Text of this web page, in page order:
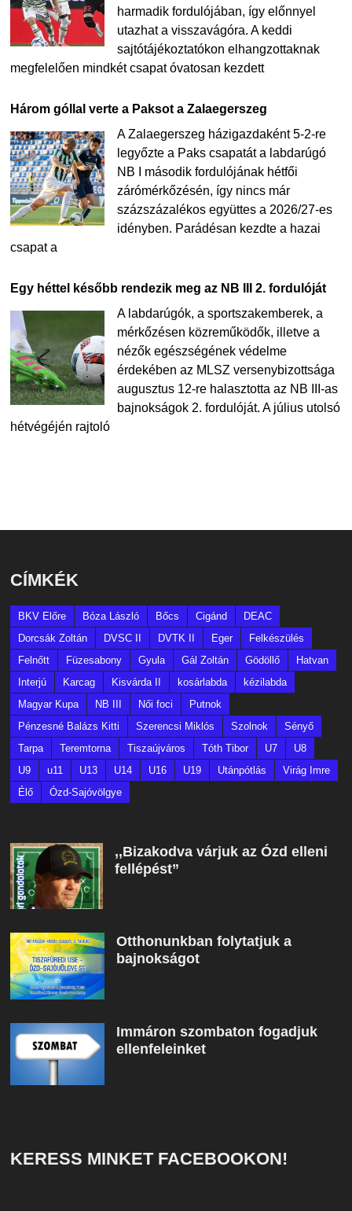
harmadik fordulójában, így előnnyel
utazhat a visszavágóra. A keddi
sajtótájékoztatókon elhangzottaknak
megfelelően mindkét csapat óvatosan kezdett
Három góllal verte a Paksot a Zalaegerszeg
A Zalaegerszeg házigazdaként 5-2-re
legyőzte a Paks csapatát a labdarúgó
NB I második fordulójának hétfői
zárómérkőzésén, így nincs már
százszázalékos együttes a 2026/27-es
idényben. Parádésan kezdte a hazai
csapat a
Egy héttel később rendezik meg az NB III 2. fordulóját
A labdarúgók, a sportszakemberek, a
mérkőzésen közreműködők, illetve a
nézők egészségének védelme
érdekében az MLSZ versenybizottsága
augusztus 12-re halasztotta az NB III-as
bajnokságok 2. fordulóját. A július utolsó
hétvégéjén rajtoló
CÍMKÉK
BKV Előre Bóza László Bőcs Cigánd
DEAC
Dorcsák Zoltán
DVSC II DVTK II Eger
Felkészülés
Felnőtt
Füzesabony Gyula Gál Zoltán Gödöllő
Hatvan
Interjú
Karcag Kisvárda II kosárlabda
kézilabda
Magyar Kupa
NB III Női foci
Putnok
Pénzesné Balázs Kitti
Szerencsi Miklós Szolnok
Sényő
Tarpa
Teremtorna Tiszaújváros Tóth Tibor U7
U8
U9
u11 U13 U14 U16 U19 Utánpótlás
Virág Imre
Élő
Ózd-Sajóvölgye
,,Bizakodva várjuk az Ózd elleni
fellépést”
Otthonunkban folytatjuk a
bajnokságot
Immáron szombaton fogadjuk
ellenfeleinket
KERESS MINKET FACEBOOKON!